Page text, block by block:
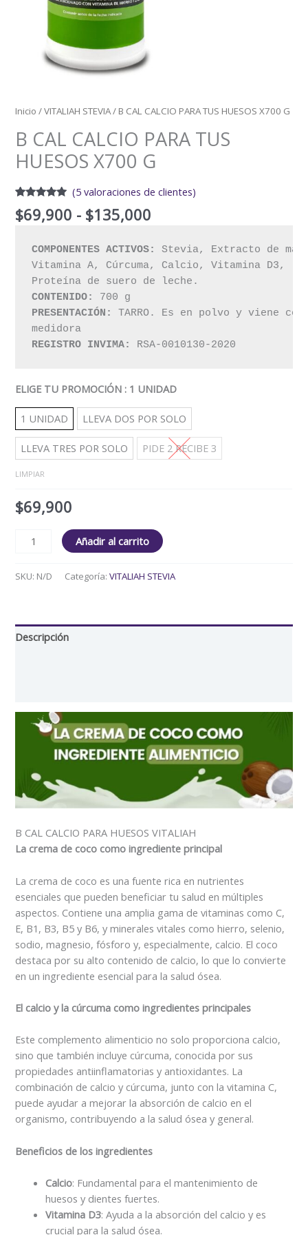
Inicio /VITALIAH STEVIA/ B CAL CALCIO PARA TUS HUESOS X700 G
B CAL CALCIO PARA TUS
HUESOS X700 G
con5.00de
5 en base
valoraciones
de clientes
(5 valoraciones de clientes)
$69,900 - $135,000
COMPONENTES ACTIVOS:
Stevia, Extracto de
Vitamina A, Cúrcuma, Calcio, Vitamina D3,
CONTENIDO:
PRESENTACIÓN:
TARRO. Es en polvo y viene
medidora
REGISTRO INVIMA:
RSA-0010130-2020
ELIGE TU PROMOCIÓN : 1 UNIDAD
1 UNIDAD LLEVA DOS POR SOLO
LLEVA TRES POR SOLO PIDE 2 RECIBE 3
LIMPIAR
$69,900
Añadir al carrito
SKU: N/D Categoría:VITALIAH STEVIA
Descripción
B CAL CALCIO PARA HUESOS VITALIAH
La crema de coco como ingrediente principal
La crema de coco es una fuente rica en nutrientes
esenciales que pueden beneficiar tu salud en múltiples
aspectos. Contiene una amplia gama de vitaminas como C,
E, B1, B3, B5 y B6, y minerales vitales como hierro, selenio,
sodio, magnesio, fósforo y, especialmente, calcio. El coco
destaca por su alto contenido de calcio, lo que lo convierte
en un ingrediente esencial para la salud ósea.
El calcio y la cúrcuma como ingredientes principales
Este complemento alimenticio no solo proporciona calcio,
sino que también incluye cúrcuma, conocida por sus
propiedades antiinflamatorias y antioxidantes. La
combinación de calcio y cúrcuma, junto con la vitamina C,
puede ayudar a mejorar la absorción de calcio en el
organismo, contribuyendo a la salud ósea y general.
Beneficios de los ingredientes
Calcio: Fundamental para el mantenimiento de
huesos y dientes fuertes.
Vitamina D3: Ayuda a la absorción del calcio y es
crucial para la salud ósea.